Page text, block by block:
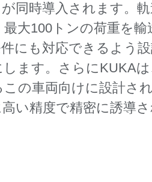
同時導入されます。軌
大100トンの荷重を
にも対応できるよう
ます。さらにKUKA
この車両向けに設計さ
い精度で精密に誘導